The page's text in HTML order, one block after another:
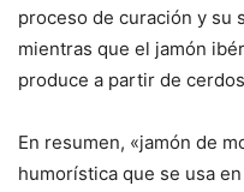
proceso de curación y su
mientras que el jamón
produce a partir de
En resumen, «jamón de
humorística que se usa